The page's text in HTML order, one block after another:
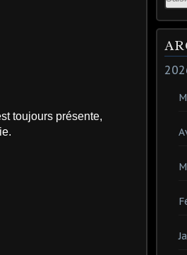
toujours présente,